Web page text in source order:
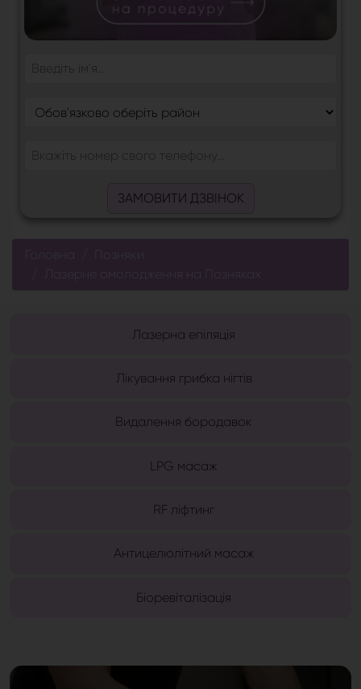
ЗАМОВИТИ ДЗВІНОК
Головна
Лазерне омолодження на Позняках
Лазерна епіляція
Лікування грибка нігтів
Видалення бородавок
LPG масаж
RF ліфтинг
Антицелюлітний масаж
Біоревіталізація